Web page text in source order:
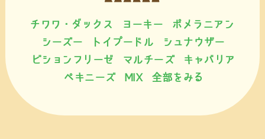
チワワ・ダックス ヨーキー
ポメラニアン
シーズー
トイプードル
シュナウザー
ビションフリーゼ
マルチーズ
キャバリア
ペキニーズ
MIX 全部をみる